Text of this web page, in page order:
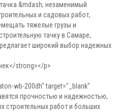
&mdash; незаменимый
и садовых работ,
тяжелые грузы и
тачку в Самаре,
широкий выбор надежных
strong></p>
wb-200dh" target="_blank"
прочностью и надежностью,
строительных работ и больших